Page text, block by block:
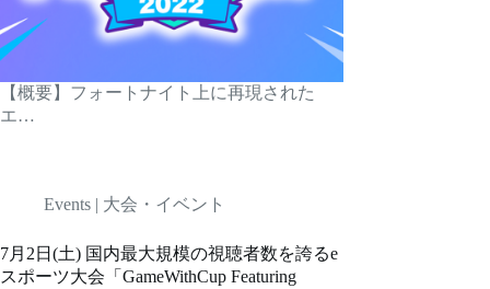
【概要】フォートナイト上に再現された
エ…
Events | 大会・イベント
7月2日(土) 国内最⼤規模の視聴者数を誇るe
スポーツ⼤会「GameWithCup Featuring